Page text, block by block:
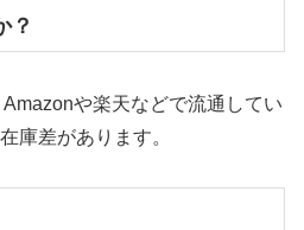
？
や楽天などで流通してい
庫差があります。